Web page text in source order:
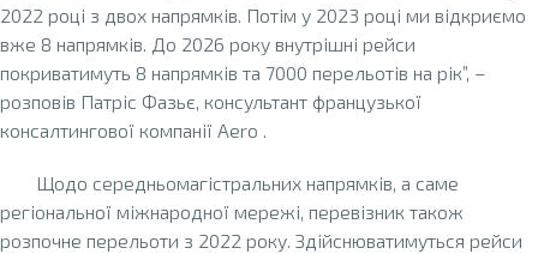
2022 році з двох напрямків. Потім у 2023 році ми відкриємо
вже 8 напрямків. До 2026 року внутрішні рейси
покриватимуть 8 напрямків та 7000 перельотів на рік”, –
розповів Патріс Фазьє, консультант французької
консалтингової компанії Aero .
Щодо середньомагістральних напрямків, а саме
регіональної міжнародної мережі, перевізник також
розпочне перельоти з 2022 року. Здійснюватимуться рейси